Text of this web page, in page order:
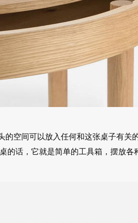
的空间可以放入任何和这张桌子有关
的话，它就是简单的工具箱，摆放